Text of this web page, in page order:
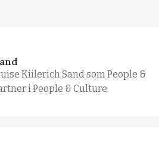
Kiilerich Sand som People &
i People & Culture.